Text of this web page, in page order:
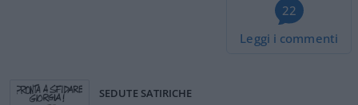
22
Leggi i commenti
SEDUTE SATIRICHE